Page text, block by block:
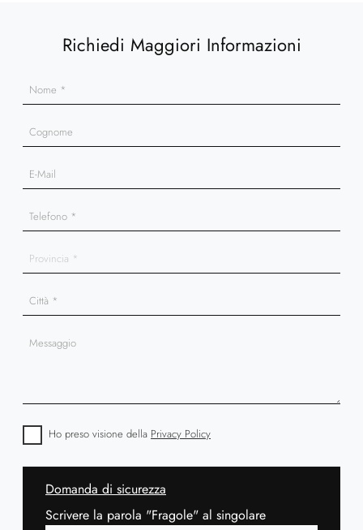
Richiedi Maggiori Informazioni
Ho preso visione della Privacy Policy
Domanda di sicurezza
Scrivere la parola "Fragole" al singolare